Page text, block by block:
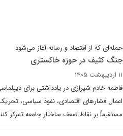
حمله‌ای که از اقتصاد و رسانه آغاز می‌شود
جنگ کثیف در حوزه خاکستری
۱۱ اردیبهشت ۱۴۰۵
فاطمه خادم شیرازی در یادداشتی برای
اعمال فشارهای اقتصادی، نفوذ سیاسی،
مستقیماً بر نقاط ضعف ساختار جامعه تمرکز